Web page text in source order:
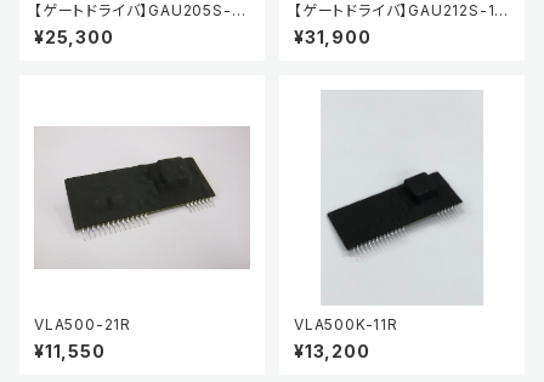
【ゲートドライバ】GAU205S-15
252
¥25,300
【ゲートドライバ】GAU212S-15
255
¥31,900
VLA500-21R
¥11,550
VLA500K-11R
¥13,200